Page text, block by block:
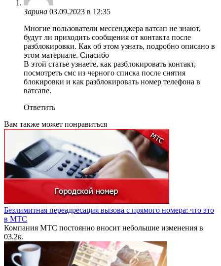
Зарина 03.09.2023 в 12:35
Многие пользователи мессенджера ватсап не знают,
будут ли приходить сообщения от контакта после
разблокировки. Как об этом узнать, подробно описано в
этом материале. Спасибо
В этой статье узнаете, как разблокировать контакт,
посмотреть смс из черного списка после снятия
блокировки и как разблокировать номер телефона в
ватсапе.
Ответить
Вам также может понравиться
Безлимитная переадресация вызова с прямого номера: что это
в МТС
Компания МТС постоянно вносит небольшие изменения в
03.2к.